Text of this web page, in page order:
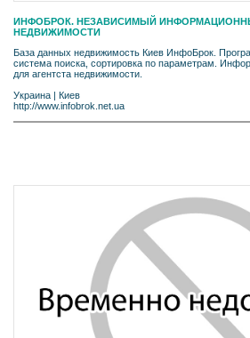
ИНФОБРОК. НЕЗАВИСИМЫЙ
НЕДВИЖИМОСТИ
База данных недвижимость Киев ИнфоБрок.
система поиска, сортировка по параметрам.
для агентста недвижимости.
Украина
Киев
http://www.infobrok.net.ua